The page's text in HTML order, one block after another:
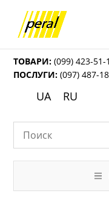
ТОВАРИ: (099) 423-51-
ПОСЛУГИ: (097) 487-
UA RU